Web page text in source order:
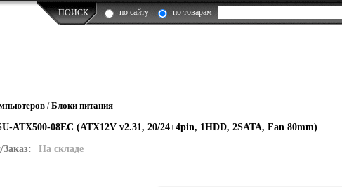
ПОИСК по сайту по товарам
/Блоки питания
ATX500-08EC (ATX12V v2.31, 20/24+4pin, 1HDD, 2SATA, Fan 80mm)
На складе